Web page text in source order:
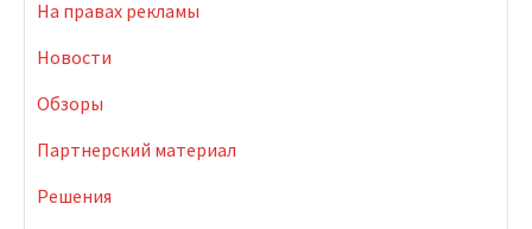
На правах рекламы
Новости
Обзоры
Партнерский материал
Решения